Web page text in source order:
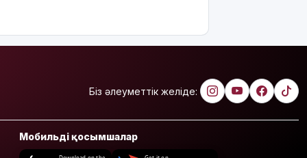
Біз әлеуметтік желіде:
Мобильді қосымшалар